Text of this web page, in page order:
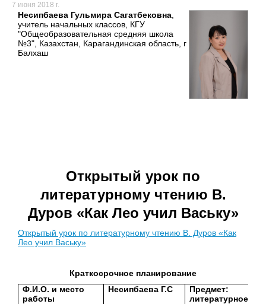
7 июня 2018 г.
Несипбаева Гульмира Сагатбековна,
учитель начальных классов, КГУ
"Общеобразовательная средняя школа
№3", Казахстан, Карагандинская область, г
Балхаш
Открытый урок по
литературному чтению В.
Дуров «Как Лео учил Ваську»
Открытый урок по литературному чтению В. Дуров «Как
Лео учил Ваську»
Краткосрочное планирование
Ф.И.О. и место
работы
Несипбаева Г.С
Предмет:
литературное